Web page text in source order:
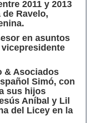
2011 y 2013
Ravelo,
en asuntos
& Asociados
Simó, con
sus hijos
Aníbal y Lil
del Licey en la